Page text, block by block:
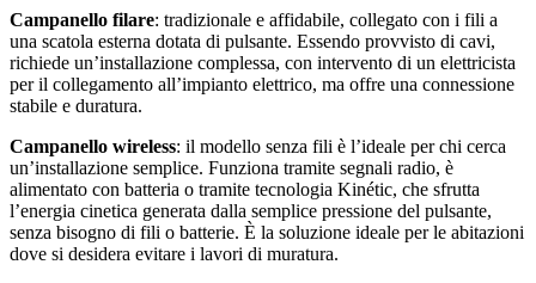
Campanello filare: tradizionale e affidabile, collegato con i fili a
una scatola esterna dotata di pulsante. Essendo provvisto di cavi,
richiede un’installazione complessa, con intervento di un elettricista
per il collegamento all’impianto elettrico, ma offre una connessione
stabile e duratura.
Campanello wireless: il modello senza fili è l’ideale per chi cerca
un’installazione semplice. Funziona tramite segnali radio, è
alimentato con batteria o tramite tecnologia Kinétic, che sfrutta
l’energia cinetica generata dalla semplice pressione del pulsante,
senza bisogno di fili o batterie. È la soluzione ideale per le abitazioni
dove si desidera evitare i lavori di muratura.